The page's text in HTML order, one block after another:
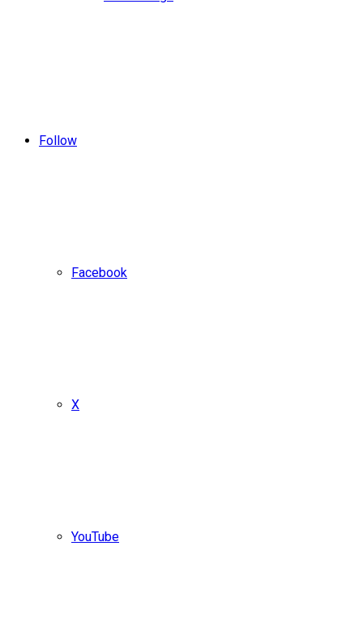
Follow
Facebook
X
YouTube